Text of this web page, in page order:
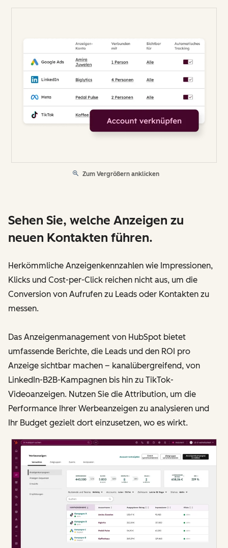
Zum Vergrößern anklicken
Sehen Sie, welche Anzeigen zu
neuen Kontakten führen.
Herkömmliche Anzeigenkennzahlen wie Impressionen,
Klicks und Cost-per-Click reichen nicht aus, um die
Conversion von Aufrufen zu Leads oder Kontakten zu
messen.
Das Anzeigenmanagement von HubSpot bietet
umfassende Berichte, die Leads und den ROI pro
Anzeige sichtbar machen – kanalübergreifend, von
LinkedIn-B2B-Kampagnen bis hin zu TikTok-
Videoanzeigen. Nutzen Sie die Attribution, um die
Performance Ihrer Werbeanzeigen zu analysieren und
Ihr Budget gezielt dort einzusetzen, wo es wirkt.